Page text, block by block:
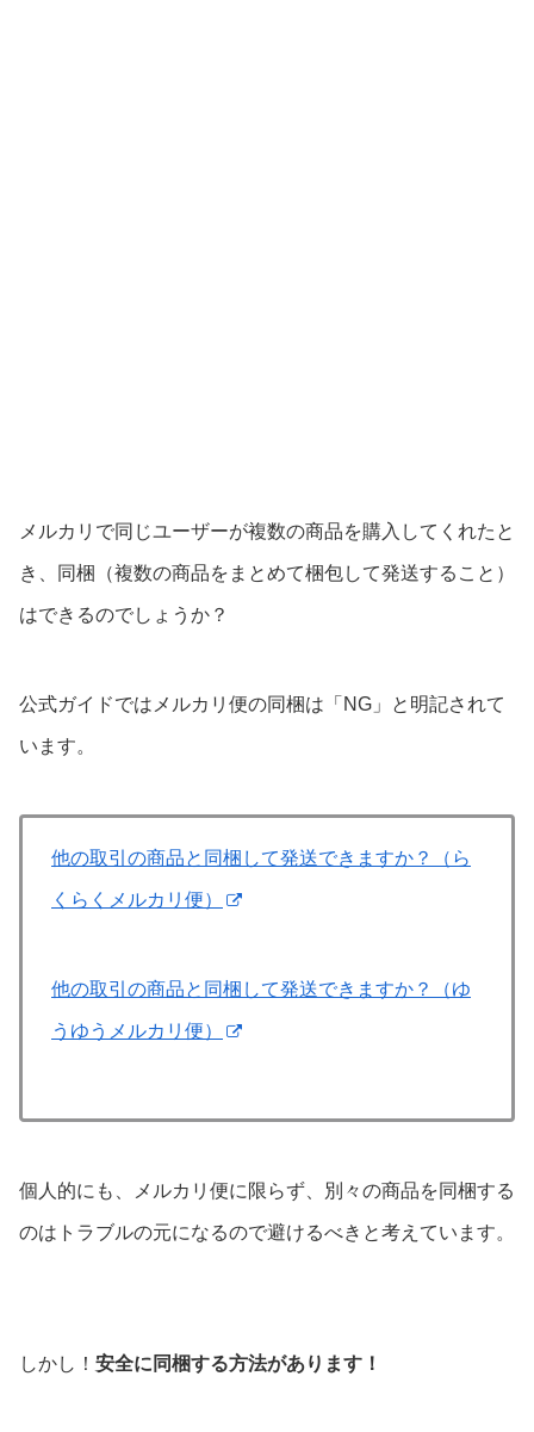
メルカリで同じユーザーが複数の商品を購入してくれたと
き、同梱（複数の商品をまとめて梱包して発送すること）
はできるのでしょうか？
公式ガイドではメルカリ便の同梱は「NG」と明記されて
います。
他の取引の商品と同梱して発送できますか？（ら
くらくメルカリ便）
他の取引の商品と同梱して発送できますか？（ゆ
うゆうメルカリ便）
個人的にも、メルカリ便に限らず、別々の商品を同梱する
のはトラブルの元になるので避けるべきと考えています。
しかし！ 安全に同梱する方法があります！